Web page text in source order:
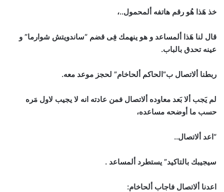
خذ هَذا هُو رقم هاتفه ألمحمول..،
قال لنا هَذا ألمساعد و هو ينهمك فِى قضم “ساندويتش شوارما” و
عينه تحدق بالباب.
ربطنا ألاتصال ب”الحاكم ألحاخام” لحجز موعد معه.
لم يَجب ألا بَعد معاوده ألاتصال فمن عادته انه لا يجيب لاول مَره
حسب ما أوضحه مساعده،
“اعد ألاتصال..
سيجيبك بالتاكيد” يستطرد ألمساعد .
اعدنا ألاتصال فاجاب ألحاخام: